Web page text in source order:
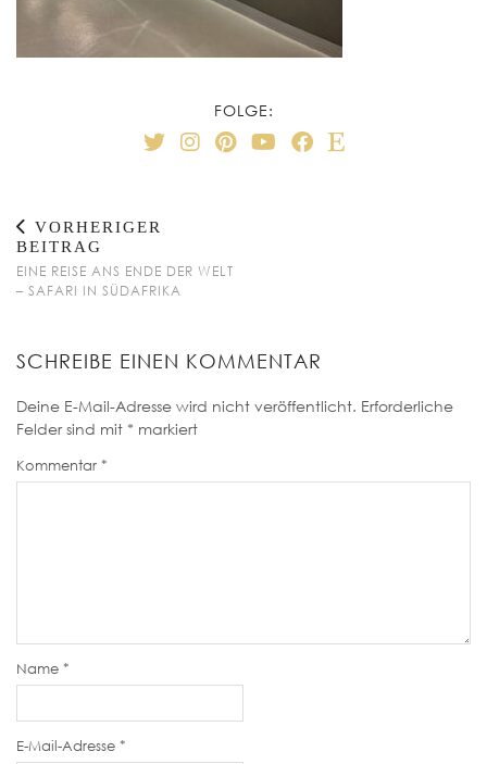
FOLGE:
VORHERIGER
BEITRAG
EINE REISE ANS ENDE DER WELT
– SAFARI IN SÜDAFRIKA
SCHREIBE EINEN KOMMENTAR
Deine E-Mail-Adresse wird nicht veröffentlicht. Erforderliche
Felder sind mit * markiert
Kommentar *
Name *
E-Mail-Adresse *